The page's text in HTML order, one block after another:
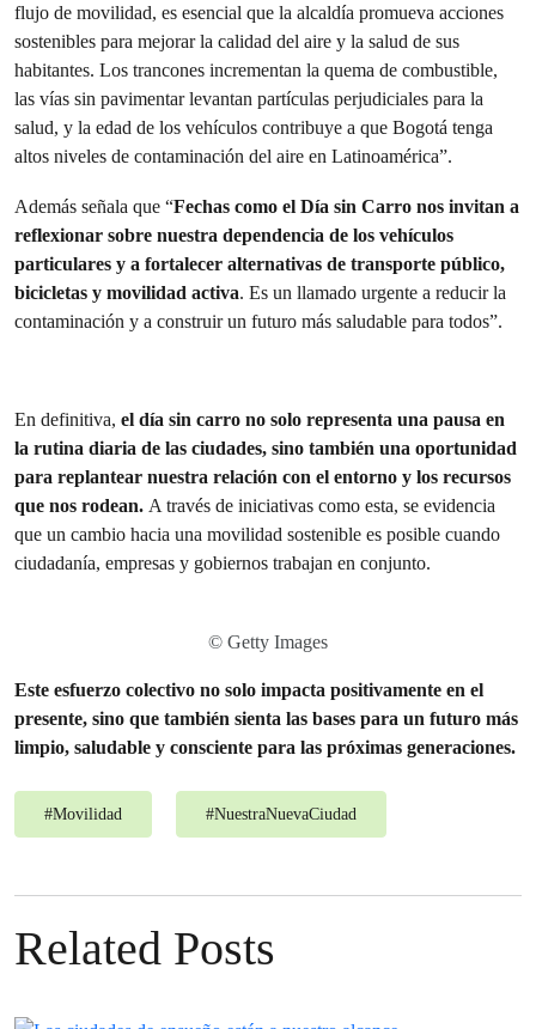
flujo de movilidad, es esencial que la alcaldía promueva acciones
sostenibles para mejorar la calidad del aire y la salud de sus
habitantes. Los trancones incrementan la quema de combustible,
las vías sin pavimentar levantan partículas perjudiciales para la
salud, y la edad de los vehículos contribuye a que Bogotá tenga
altos niveles de contaminación del aire en Latinoamérica”.
Además señala que “Fechas como el Día sin Carro nos invitan a
reflexionar sobre nuestra dependencia de los vehículos
particulares y a fortalecer alternativas de transporte público,
bicicletas y movilidad activa. Es un llamado urgente a reducir la
contaminación y a construir un futuro más saludable para todos”.
En definitiva, el día sin carro no solo representa una pausa en
la rutina diaria de las ciudades, sino también una oportunidad
para replantear nuestra relación con el entorno y los recursos
que nos rodean. A través de iniciativas como esta, se evidencia
que un cambio hacia una movilidad sostenible es posible cuando
ciudadanía, empresas y gobiernos trabajan en conjunto.
© Getty Images
Este esfuerzo colectivo no solo impacta positivamente en el
presente, sino que también sienta las bases para un futuro más
limpio, saludable y consciente para las próximas generaciones.
#Movilidad #NuestraNuevaCiudad
Related Posts